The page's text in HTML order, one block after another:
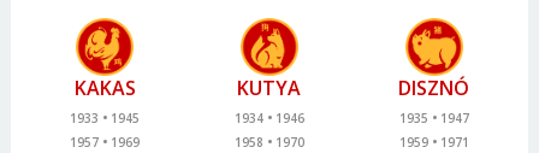
KAKAS
1933
1945
1957
1969
KUTYA
1934
1946
1958
1970
DISZNÓ
1935
1947
1959
1971